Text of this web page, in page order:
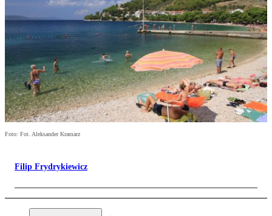
Foto: Fot. Aleksander Kramarz
Filip Frydrykiewicz